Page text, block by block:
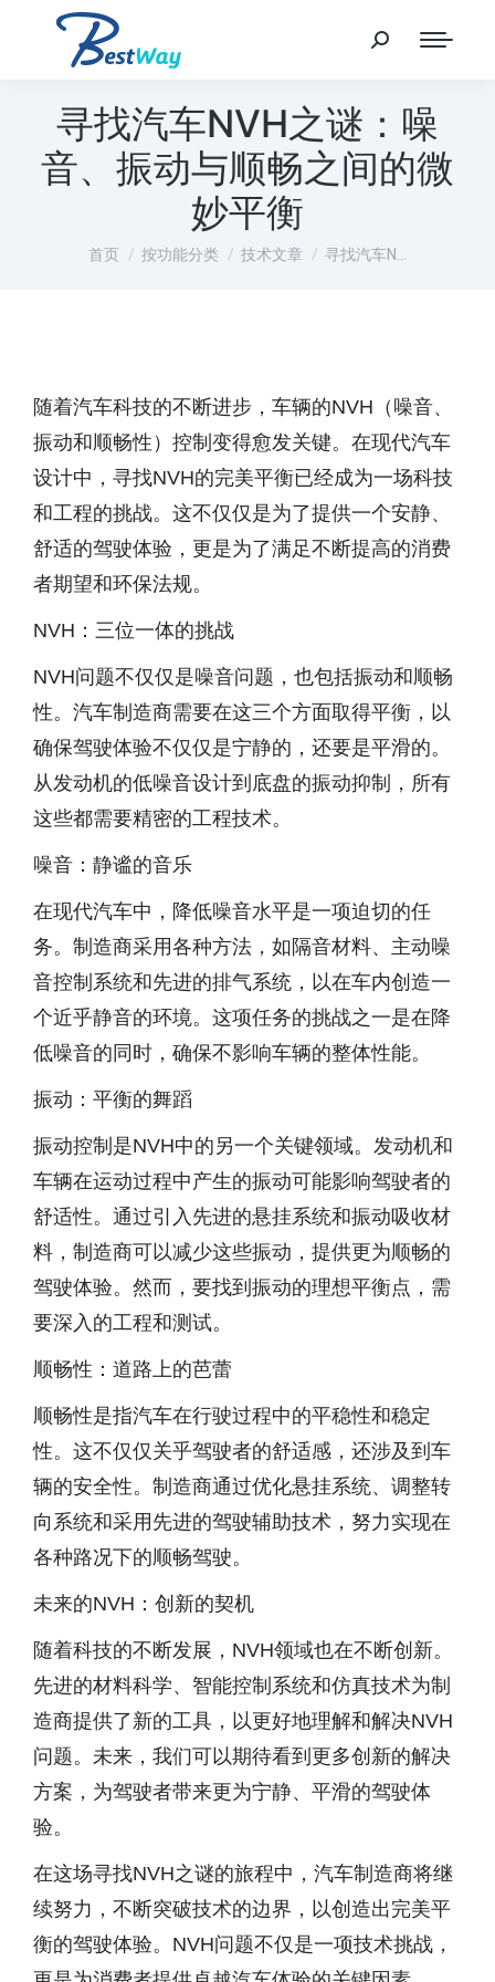
寻找汽车NVH之谜：噪
音、振动与顺畅之间的微
妙平衡
您在这里：
首页 按功能分类 技术文章 寻找汽车N…
随着汽车科技的不断进步，车辆的NVH（噪音、
振动和顺畅性）控制变得愈发关键。在现代汽车
设计中，寻找NVH的完美平衡已经成为一场科技
和工程的挑战。这不仅仅是为了提供一个安静、
舒适的驾驶体验，更是为了满足不断提高的消费
者期望和环保法规。
NVH：三位一体的挑战
NVH问题不仅仅是噪音问题，也包括振动和顺畅
性。汽车制造商需要在这三个方面取得平衡，以
确保驾驶体验不仅仅是宁静的，还要是平滑的。
从发动机的低噪音设计到底盘的振动抑制，所有
这些都需要精密的工程技术。
噪音：静谧的音乐
在现代汽车中，降低噪音水平是一项迫切的任
务。制造商采用各种方法，如隔音材料、主动噪
音控制系统和先进的排气系统，以在车内创造一
个近乎静音的环境。这项任务的挑战之一是在降
低噪音的同时，确保不影响车辆的整体性能。
振动：平衡的舞蹈
振动控制是NVH中的另一个关键领域。发动机和
车辆在运动过程中产生的振动可能影响驾驶者的
舒适性。通过引入先进的悬挂系统和振动吸收材
料，制造商可以减少这些振动，提供更为顺畅的
驾驶体验。然而，要找到振动的理想平衡点，需
要深入的工程和测试。
顺畅性：道路上的芭蕾
顺畅性是指汽车在行驶过程中的平稳性和稳定
性。这不仅仅关乎驾驶者的舒适感，还涉及到车
辆的安全性。制造商通过优化悬挂系统、调整转
向系统和采用先进的驾驶辅助技术，努力实现在
各种路况下的顺畅驾驶。
未来的NVH：创新的契机
随着科技的不断发展，NVH领域也在不断创新。
先进的材料科学、智能控制系统和仿真技术为制
造商提供了新的工具，以更好地理解和解决NVH
问题。未来，我们可以期待看到更多创新的解决
方案，为驾驶者带来更为宁静、平滑的驾驶体
验。
在这场寻找NVH之谜的旅程中，汽车制造商将继
续努力，不断突破技术的边界，以创造出完美平
衡的驾驶体验。NVH问题不仅是一项技术挑战，